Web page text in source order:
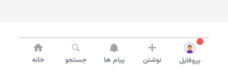
پروفایل نوشتن پیام ها جستجو خانه